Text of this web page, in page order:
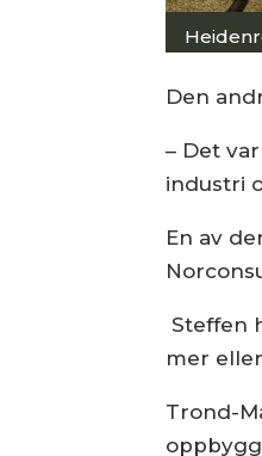
Den
– Det
industri
En av
Steffen
mer
Trond-